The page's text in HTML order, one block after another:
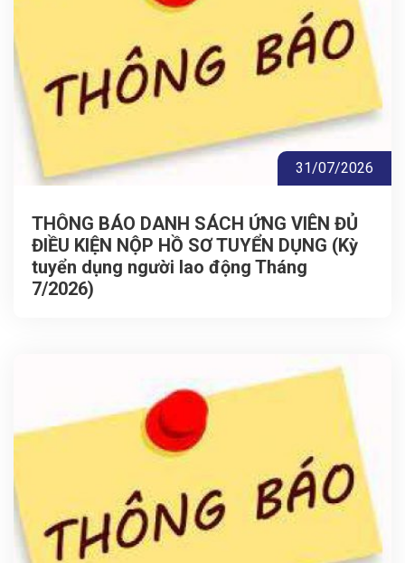
31/07/2026
THÔNG BÁO DANH SÁCH ỨNG VIÊN ĐỦ
ĐIỀU KIỆN NỘP HỒ SƠ TUYỂN DỤNG (Kỳ
tuyển dụng người lao động Tháng
7/2026)